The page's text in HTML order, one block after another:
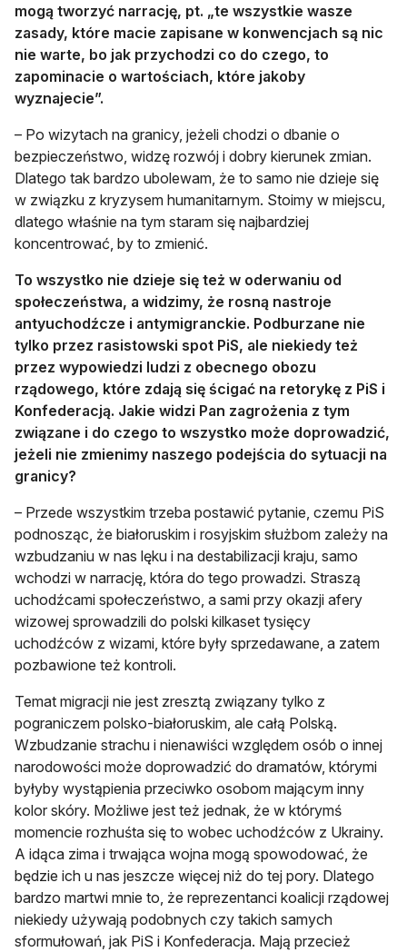
mogą tworzyć narrację, pt. „te wszystkie wasze
zasady, które macie zapisane w konwencjach są nic
nie warte, bo jak przychodzi co do czego, to
zapominacie o wartościach, które jakoby
wyznajecie”.
– Po wizytach na granicy, jeżeli chodzi o dbanie o
bezpieczeństwo, widzę rozwój i dobry kierunek zmian.
Dlatego tak bardzo ubolewam, że to samo nie dzieje się
w związku z kryzysem humanitarnym. Stoimy w miejscu,
dlatego właśnie na tym staram się najbardziej
koncentrować, by to zmienić.
To wszystko nie dzieje się też w oderwaniu od
społeczeństwa, a widzimy, że rosną nastroje
antyuchodźcze i antymigranckie. Podburzane nie
tylko przez rasistowski spot PiS, ale niekiedy też
przez wypowiedzi ludzi z obecnego obozu
rządowego, które zdają się ścigać na retorykę z PiS i
Konfederacją. Jakie widzi Pan zagrożenia z tym
związane i do czego to wszystko może doprowadzić,
jeżeli nie zmienimy naszego podejścia do sytuacji na
granicy?
– Przede wszystkim trzeba postawić pytanie, czemu PiS
podnosząc, że białoruskim i rosyjskim służbom zależy na
wzbudzaniu w nas lęku i na destabilizacji kraju, samo
wchodzi w narrację, która do tego prowadzi. Straszą
uchodźcami społeczeństwo, a sami przy okazji afery
wizowej sprowadzili do polski kilkaset tysięcy
uchodźców z wizami, które były sprzedawane, a zatem
pozbawione też kontroli.
Temat migracji nie jest zresztą związany tylko z
pograniczem polsko-białoruskim, ale całą Polską.
Wzbudzanie strachu i nienawiści względem osób o innej
narodowości może doprowadzić do dramatów, którymi
byłyby wystąpienia przeciwko osobom mającym inny
kolor skóry. Możliwe jest też jednak, że w którymś
momencie rozhuśta się to wobec uchodźców z Ukrainy.
A idąca zima i trwająca wojna mogą spowodować, że
będzie ich u nas jeszcze więcej niż do tej pory. Dlatego
bardzo martwi mnie to, że reprezentanci koalicji rządowej
niekiedy używają podobnych czy takich samych
sformułowań, jak PiS i Konfederacja. Mają przecież